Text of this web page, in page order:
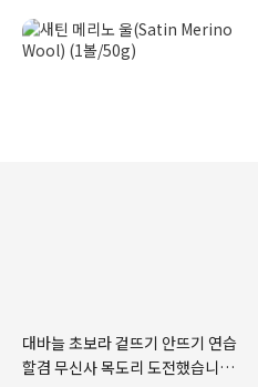
대바늘 초보라 겉뜨기 안뜨기 연습
할겸 무신사 목도리 도전했습니다!